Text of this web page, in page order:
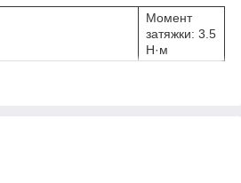
Момент
затяжки: 3.5
Н·м